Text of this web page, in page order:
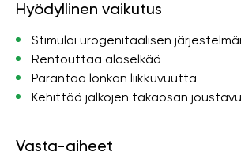
Hyödyllinen vaikutus
Stimuloi urogenitaalisen
Rentouttaa alaselkää
Parantaa lonkan liikkuvuutta
Kehittää jalkojen takaosan
Vasta-aiheet